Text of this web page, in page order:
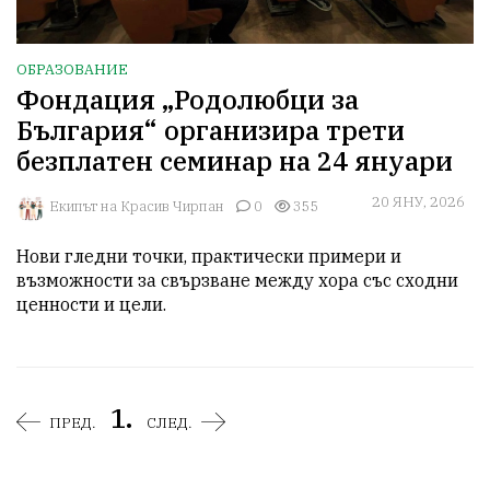
ОБРАЗОВАНИЕ
Фондация „Родолюбци за
България“ организира трети
безплатен семинар на 24 януари
Екипът на Красив Чирпан 0 355 20 ЯНУ, 2026
Нови гледни точки, практически примери и
възможности за свързване между хора със сходни
ценности и цели.
ПРЕД. 1. СЛЕД.